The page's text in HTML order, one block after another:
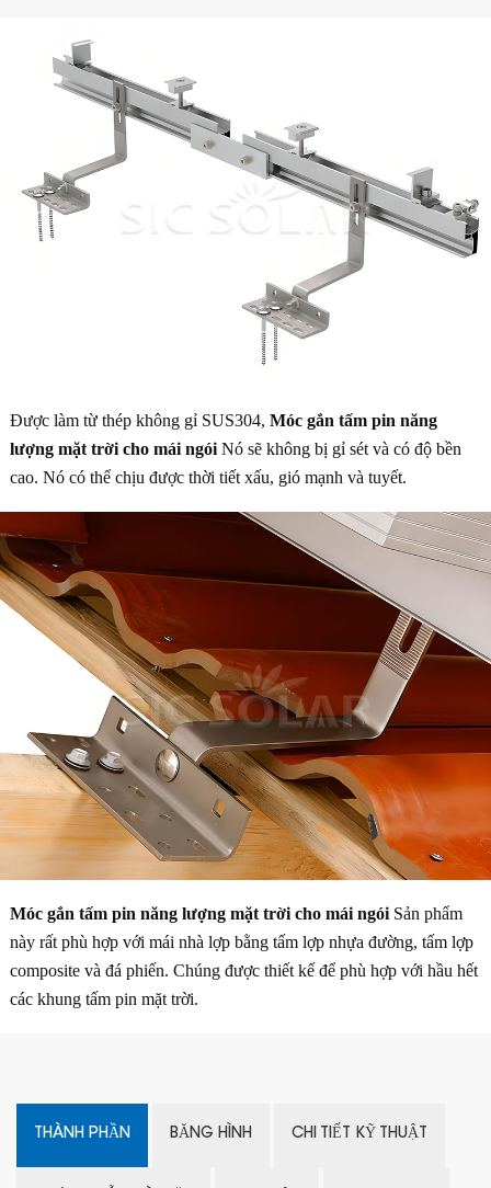
Được làm từ thép không gỉ SUS304, Móc gắn tấm pin năng
lượng mặt trời cho mái ngói Nó sẽ không bị gỉ sét và có độ bền
cao. Nó có thể chịu được thời tiết xấu, gió mạnh và tuyết.
Móc gắn tấm pin năng lượng mặt trời cho mái ngói Sản phẩm
này rất phù hợp với mái nhà lợp bằng tấm lợp nhựa đường, tấm lợp
composite và đá phiến. Chúng được thiết kế để phù hợp với hầu hết
các khung tấm pin mặt trời.
THÀNH PHẦN BĂNG HÌNH CHI TIẾT KỸ THUẬT